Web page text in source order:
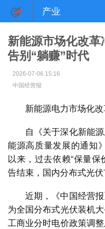
产业
新能源市场化改
告别“躺赚”时代
2026-07-06 15:16
中国经营报
新能源电力市场化
自《关于深化新能
能源高质量发展的通知
以来，过去依赖“保量保
告结束，国内分布式光伏
近期，《中国经营
为全国分布式光伏装机
工商业分时电价政策调